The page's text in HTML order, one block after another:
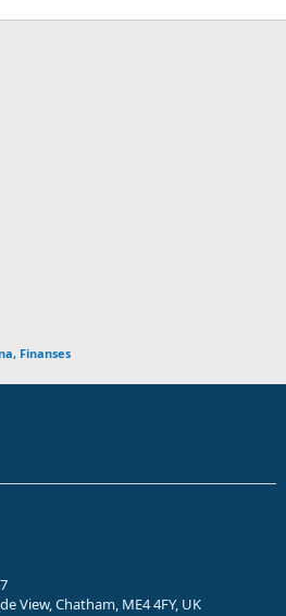
Finanses
View, Chatham, ME4 4FY, UK